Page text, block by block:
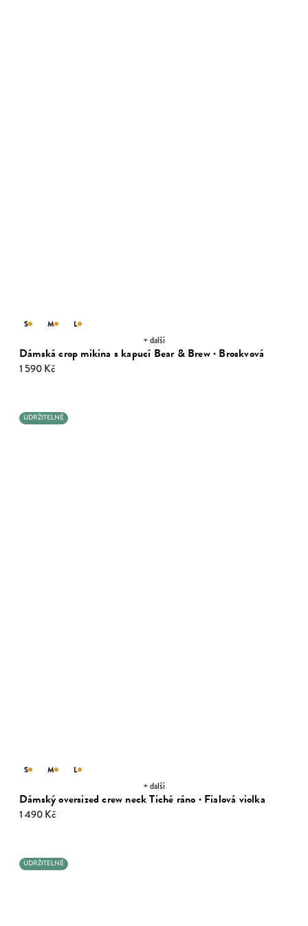
Dámská crop mikina s kapucí Bear & Brew · Broskvová
1 590 Kč
S M L
+ další
UDRŽITELNÉ
Dámský oversized crew neck Tiché ráno · Fialová violka
1 490 Kč
S M L
+ další
UDRŽITELNÉ